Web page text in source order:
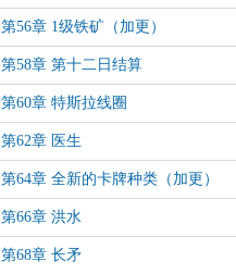
第56章 1级铁矿（加更）
第58章 第十二日结算
第60章 特斯拉线圈
第62章 医生
第64章 全新的卡牌种类（加更）
第66章 洪水
第68章 长矛